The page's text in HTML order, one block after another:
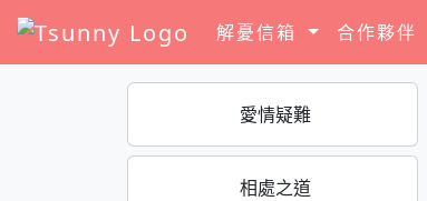
解憂信箱 合作夥伴
愛情疑難
相處之道